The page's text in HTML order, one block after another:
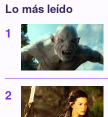
Lo más leído